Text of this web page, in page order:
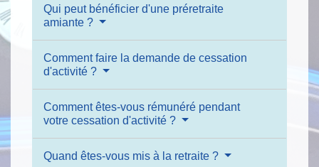
Qui peut bénéficier d'une préretraite
amiante ?
Comment faire la demande de cessation
d'activité ?
Comment êtes-vous rémunéré pendant
votre cessation d'activité ?
Quand êtes-vous mis à la retraite ?